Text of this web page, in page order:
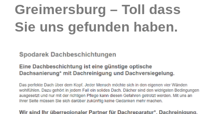
Greimersburg – Toll dass
Sie uns gefunden haben.